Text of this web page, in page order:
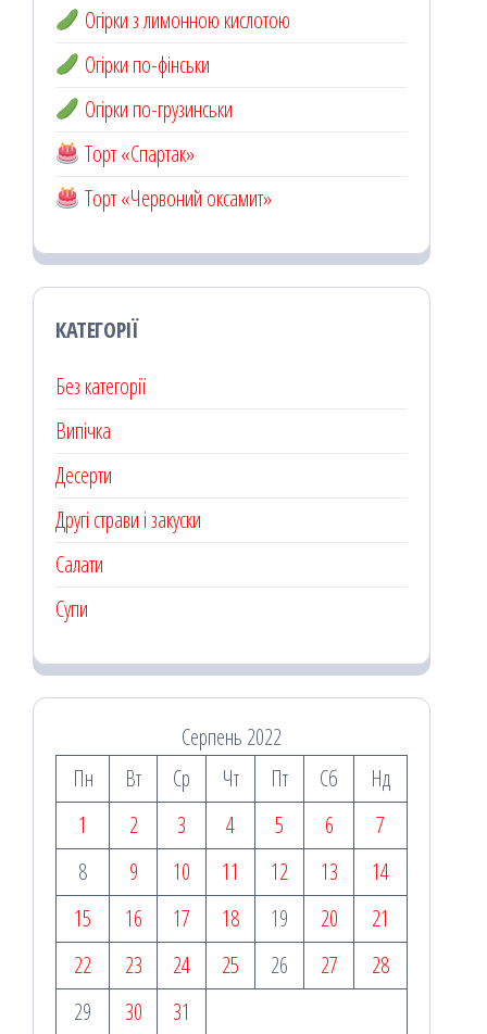
Огірки з лимонною кислотою
Огірки по-фінськи
Огірки по-грузинськи
Торт «Спартак»
Торт «Червоний оксамит»
КАТЕГОРІЇ
Без категорії
Випічка
Десерти
Другі страви і закуски
Салати
Супи
Серпень 2022
Пн
Вт Ср Чт Пт Сб
Нд
1
2 3 4 5 6
7
8
9 10 11 12 13
14
15
16 17 18 19 20
21
22
23 24 25 26 27
28
29
30 31